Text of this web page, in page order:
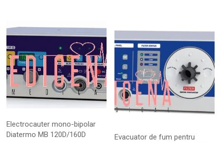
Electrocauter mono-bipolar
Diatermo MB 120D/160D
Evacuator de fum pentru